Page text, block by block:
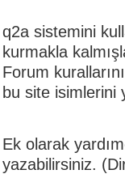
q2a sistemini
kurmakla
Forum
bu site isimlerini
Ek olarak
yazabilirsiniz.